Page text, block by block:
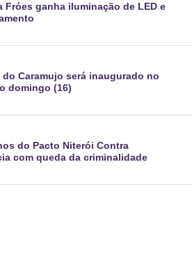
Fróes ganha iluminação de LED e
do Caramujo será inaugurado no
domingo (16)
do Pacto Niterói Contra
com queda da criminalidade